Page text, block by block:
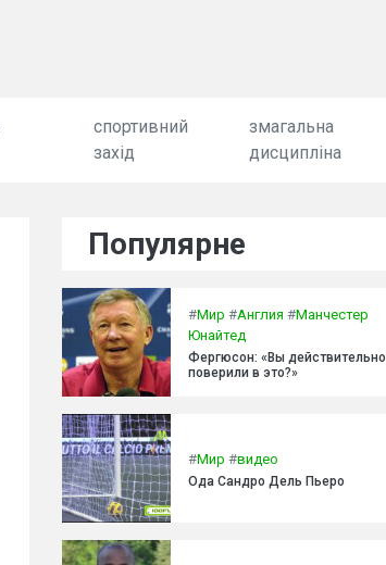
спортивний
захід
змагальна
дисципліна
Популярне
#Мир #Англия #Манчестер
Юнайтед
Фергюсон: «Вы действительно
поверили в это?»
#Мир #видео
Ода Сандро Дель Пьеро